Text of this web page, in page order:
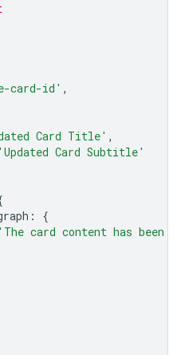
card-id' ,
Card Title' ,
'Updated Card Subtitle'
:
{
'The card content has been